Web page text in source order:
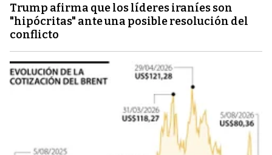
Trump afirma que los líderes iraníes son
"hipócritas" ante una posible resolución del
conflicto